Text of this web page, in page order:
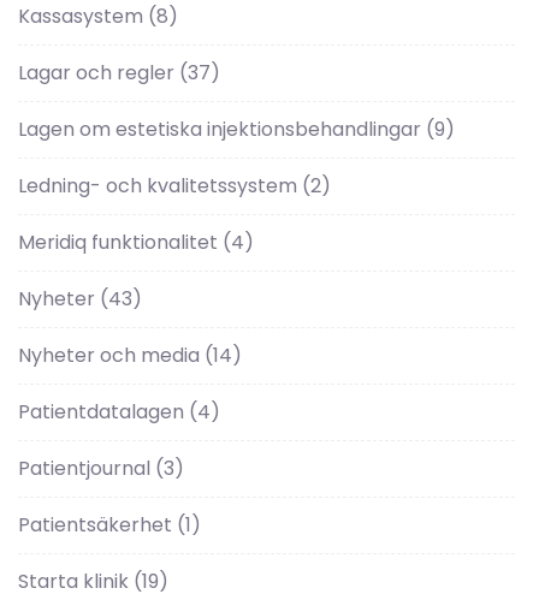
Kassasystem (8)
Lagar och regler (37)
Lagen om estetiska injektionsbehandlingar (9)
Ledning- och kvalitetssystem (2)
Meridiq funktionalitet (4)
Nyheter (43)
Nyheter och media (14)
Patientdatalagen (4)
Patientjournal (3)
Patientsäkerhet (1)
Starta klinik (19)